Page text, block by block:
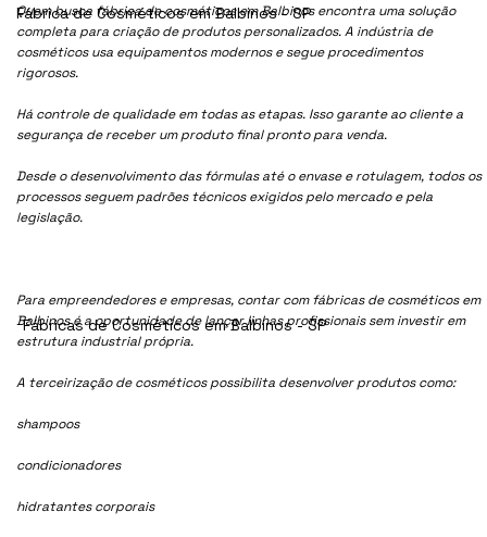
Quem busca fábrica de cosméticos em Balbinos encontra uma solução
completa para criação de produtos personalizados. A indústria de
cosméticos usa equipamentos modernos e segue procedimentos
rigorosos.
Há controle de qualidade em todas as etapas. Isso garante ao cliente a
segurança de receber um produto final pronto para venda.
Desde o desenvolvimento das fórmulas até o envase e rotulagem, todos os
processos seguem padrões técnicos exigidos pelo mercado e pela
legislação.
Para empreendedores e empresas, contar com fábricas de cosméticos em
Balbinos é a oportunidade de lançar linhas profissionais sem investir em
estrutura industrial própria.
A terceirização de cosméticos possibilita desenvolver produtos como:
shampoos
condicionadores
hidratantes corporais
Fábrica de Cosméticos em Balbinos - SP
Fábricas de Cosméticos em Balbinos - SP